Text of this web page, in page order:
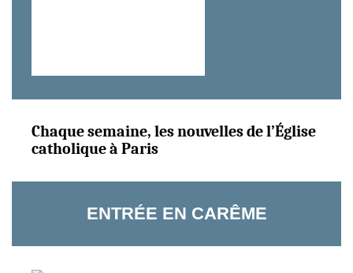
Chaque semaine, les nouvelles de l’Église
catholique à Paris
ENTRÉE EN CARÊME